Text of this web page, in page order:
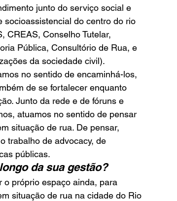
junto do serviço social e
socioassistencial do centro do rio
CREAS, Conselho Tutelar,
Pública, Consultório de Rua, e
da sociedade civil).
no sentido de encaminhá-los,
de se fortalecer enquanto
Junto da rede e de fóruns e
atuamos no sentido de pensar
situação de rua. De pensar,
trabalho de advocacy, de
públicas.
da sua gestão?
o próprio espaço ainda, para
situação de rua na cidade do Rio